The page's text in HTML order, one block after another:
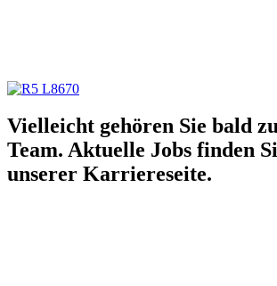
Vielleicht gehören Sie bald
Team. Aktuelle Jobs finden
unserer Karriereseite.